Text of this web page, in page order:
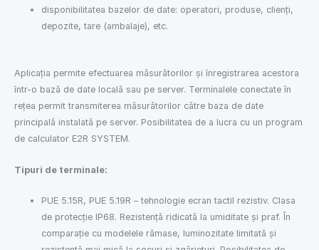
disponibilitatea bazelor de date: operatori, produse, clienți,
depozite, tare (ambalaje), etc.
Aplicația permite efectuarea măsurătorilor și înregistrarea acestora
într-o bază de date locală sau pe server. Terminalele conectate în
rețea permit transmiterea măsurătorilor către baza de date
principală instalată pe server. Posibilitatea de a lucra cu un program
de calculator E2R SYSTEM.
Tipuri de terminale:
PUE 5.15R, PUE 5.19R – tehnologie ecran tactil rezistiv. Clasa
de protecție IP68. Rezistență ridicată la umiditate și praf. În
comparație cu modelele rămase, luminozitate limitată și